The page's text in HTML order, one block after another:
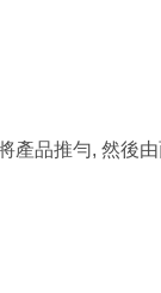
產品推勻, 然後